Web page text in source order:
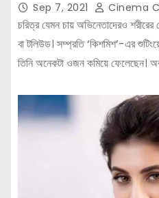
Sep 7, 2021 Cinema
চরিত্র যেমন চায় অভিনেতাদেরও
বা টলিউড। সম্প্রতি ‘কিশমিশ’-এর
তিনি অনেকটা ওজন কমিয়ে ফেলেছেন।